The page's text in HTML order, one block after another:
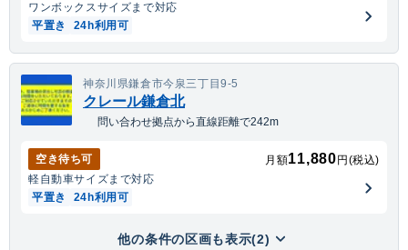
ワンボックスサイズまで対応
平置き
24h利用可
神奈川県鎌倉市今泉三丁目9-5
クレール鎌倉北
問い合わせ拠点から直線距離で242m
空き待ち可 月額11,880 円(税込)
軽自動車サイズまで対応
平置き
24h利用可
他の条件の区画も表示(2)